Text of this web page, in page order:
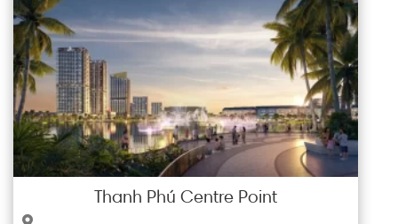
Thanh Phú Centre Point